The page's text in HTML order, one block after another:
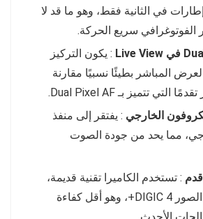
متواصل بمعدل 3 إطارات في الثانية فقط، وهو ما قد لا
الفوتوغرافي سريع الحركة.
: يكون التركيز
المباشر بطيئًا نسبيًا مقارنة
الخارجي : يفتقر إلى منفذ
مما يحد من جودة الصوت
: تستخدم الكاميرا تقنية قديمة،
بما في ذلك معالج الصور DIGIC 4+، وهو أقل كفاءة